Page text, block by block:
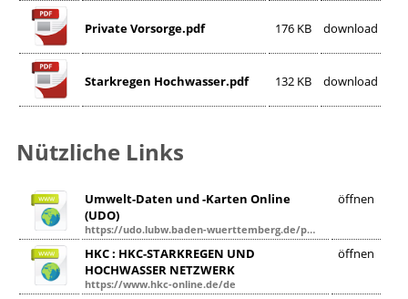
Private Vorsorge.pdf 176 KB download
Starkregen Hochwasser.pdf 132 KB download
Nützliche Links
Umwelt-Daten und -Karten Online
(UDO)
https://udo.lubw.baden-wuerttemberg.de/public/
öffnen
HKC : HKC-STARKREGEN UND
HOCHWASSER NETZWERK
https://www.hkc-online.de/de
öffnen